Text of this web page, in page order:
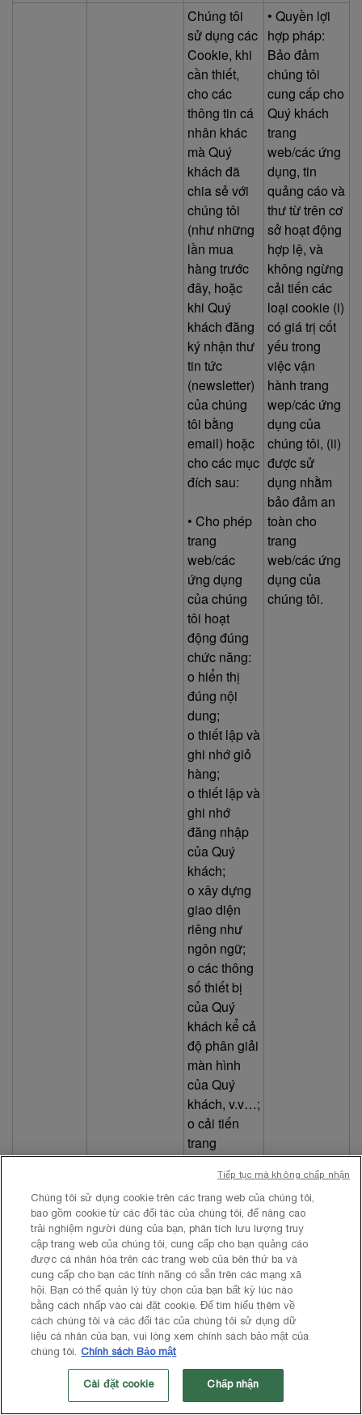
Tùy vào khối
Chúng tôi
sử dụng các
Cookie, khi
cần thiết,
cho các
thông tin cá
nhân khác
mà Quý
khách đã
chia sẻ với
chúng tôi
(như những
lần mua
hàng trước
đây, hoặc
khi Quý
khách đăng
ký nhận thư
tin tức
(newsletter)
của chúng
tôi bằng
email) hoặc
cho các mục
đích sau:
• Cho phép
trang
web/các
ứng dụng
của chúng
tôi hoạt
động đúng
chức năng:
o hiển thị
đúng nội
dung;
o thiết lập và
ghi nhớ giỏ
hàng;
o thiết lập và
ghi nhớ
đăng nhập
của Quý
khách;
o xây dựng
giao diện
riêng như
ngôn ngữ;
o các thông
số thiết bị
của Quý
khách kể cả
độ phân giải
màn hình
của Quý
khách, v.v…;
o cải tiến
trang
web/các
ứng dụng
của chúng
tôi, ví dụ
như bằng
cách thử
nghiệm các
ý tưởng mới.
• Bảo đảm
an toàn cho
web/các
ứng dụng và
• Quyền lợi
hợp pháp:
Bảo đảm
chúng tôi
cung cấp cho
Quý khách
trang
web/các ứng
dụng, tin
quảng cáo và
thư từ trên cơ
sở hoạt động
hợp lệ, và
không ngừng
cải tiến các
loại cookie (i)
có giá trị cốt
yếu trong
việc vận
hành trang
wep/các ứng
dụng của
chúng tôi, (ii)
được sử
dụng nhằm
bảo đảm an
toàn cho
trang
web/các ứng
dụng của
chúng tôi.
Chúng tôi sử dụng cookie trên các trang web của chúng tôi,
bao gồm cookie từ các đối tác của chúng tôi, để nâng cao
trải nghiệm người dùng của bạn, phân tích lưu lượng truy
cập trang web của chúng tôi, cung cấp cho bạn quảng cáo
được cá nhân hóa trên các trang web của bên thứ ba và
cung cấp cho bạn các tính năng có sẵn trên các mạng xã
hội. Bạn có thể quản lý tùy chọn của bạn bất kỳ lúc nào
bằng cách nhấp vào cài đặt cookie. Để tìm hiểu thêm về
cách chúng tôi và các đối tác của chúng tôi sử dụng dữ
liệu cá nhân của bạn, vui lòng xem chính sách bảo mật của
chúng tôi. Chính sách Bảo mật
Cài đặt cookie Chấp nhận
Tiếp tục mà không chấp nhận